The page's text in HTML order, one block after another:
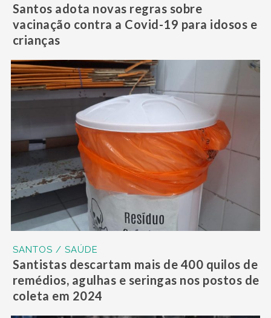
Santos adota novas regras sobre
vacinação contra a Covid-19 para idosos e
crianças
SANTOS / SAÚDE
Santistas descartam mais de 400 quilos de
remédios, agulhas e seringas nos postos de
coleta em 2024